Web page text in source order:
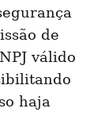
de
válido
haja